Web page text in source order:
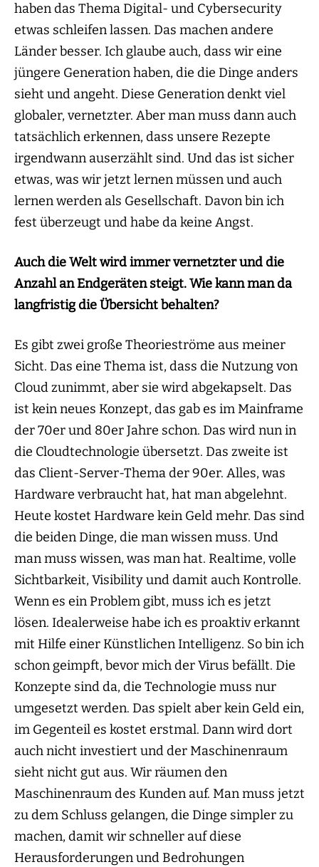
haben das Thema Digital- und Cybersecurity
etwas schleifen lassen. Das machen andere
Länder besser. Ich glaube auch, dass wir eine
jüngere Generation haben, die die Dinge anders
sieht und angeht. Diese Generation denkt viel
globaler, vernetzter. Aber man muss dann auch
tatsächlich erkennen, dass unsere Rezepte
irgendwann auserzählt sind. Und das ist sicher
etwas, was wir jetzt lernen müssen und auch
lernen werden als Gesellschaft. Davon bin ich
fest überzeugt und habe da keine Angst.
Auch die Welt wird immer vernetzter und die
Anzahl an Endgeräten steigt. Wie kann man da
langfristig die Übersicht behalten?
Es gibt zwei große Theorieströme aus meiner
Sicht. Das eine Thema ist, dass die Nutzung von
Cloud zunimmt, aber sie wird abgekapselt. Das
ist kein neues Konzept, das gab es im Mainframe
der 70er und 80er Jahre schon. Das wird nun in
die Cloudtechnologie übersetzt. Das zweite ist
das Client-Server-Thema der 90er. Alles, was
Hardware verbraucht hat, hat man abgelehnt.
Heute kostet Hardware kein Geld mehr. Das sind
die beiden Dinge, die man wissen muss. Und
man muss wissen, was man hat. Realtime, volle
Sichtbarkeit, Visibility und damit auch Kontrolle.
Wenn es ein Problem gibt, muss ich es jetzt
lösen. Idealerweise habe ich es proaktiv erkannt
mit Hilfe einer Künstlichen Intelligenz. So bin ich
schon geimpft, bevor mich der Virus befällt. Die
Konzepte sind da, die Technologie muss nur
umgesetzt werden. Das spielt aber kein Geld ein,
im Gegenteil es kostet erstmal. Dann wird dort
auch nicht investiert und der Maschinenraum
sieht nicht gut aus. Wir räumen den
Maschinenraum des Kunden auf. Man muss jetzt
zu dem Schluss gelangen, die Dinge simpler zu
machen, damit wir schneller auf diese
Herausforderungen und Bedrohungen